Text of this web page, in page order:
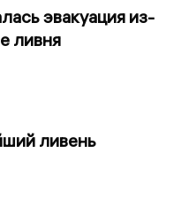
эвакуация из-
ливня
ливень